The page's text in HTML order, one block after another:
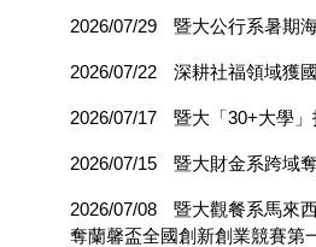
2026/07/29 暨大公行系暑期
2026/07/22 深耕社福領域獲
2026/07/17 暨大「30+大學
2026/07/15 暨大財金系跨域
2026/07/08
暨大觀餐系馬來
奪蘭馨盃全國創新創業競賽第